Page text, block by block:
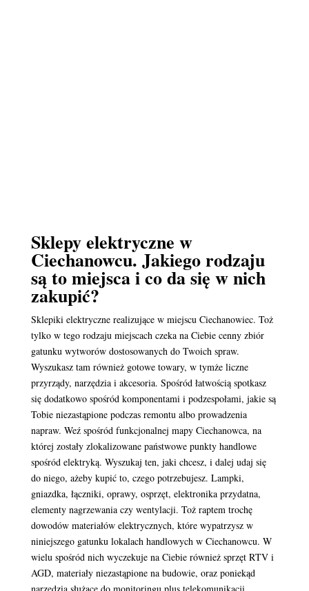
Sklepy elektryczne w
Ciechanowcu. Jakiego rodzaju
są to miejsca i co da się w nich
zakupić?
Sklepiki elektryczne realizujące w miejscu Ciechanowiec. Toż
tylko w tego rodzaju miejscach czeka na Ciebie cenny zbiór
gatunku wytworów dostosowanych do Twoich spraw.
Wyszukasz tam również gotowe towary, w tymże liczne
przyrządy, narzędzia i akcesoria. Spośród łatwością spotkasz
się dodatkowo spośród komponentami i podzespołami, jakie są
Tobie niezastąpione podczas remontu albo prowadzenia
napraw. Weź spośród funkcjonalnej mapy Ciechanowca, na
której zostały zlokalizowane państwowe punkty handlowe
spośród elektryką. Wyszukaj ten, jaki chcesz, i dalej udaj się
do niego, ażeby kupić to, czego potrzebujesz. Lampki,
gniazdka, łączniki, oprawy, osprzęt, elektronika przydatna,
elementy nagrzewania czy wentylacji. Toż raptem trochę
dowodów materiałów elektrycznych, które wypatrzysz w
niniejszego gatunku lokalach handlowych w Ciechanowcu. W
wielu spośród nich wyczekuje na Ciebie również sprzęt RTV i
AGD, materiały niezastąpione na budowie, oraz poniekąd